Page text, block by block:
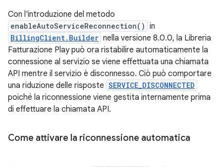
Con l'introduzione del metodo
enableAutoServiceReconnection() in
BillingClient.Builder nella versione 8.0.0, la Libreria
Fatturazione Play può ora ristabilire automaticamente la
connessione al servizio se viene effettuata una chiamata
API mentre il servizio è disconnesso. Ciò può comportare
una riduzione delle risposte SERVICE_DISCONNECTED
poiché la riconnessione viene gestita internamente prima
di effettuare la chiamata API.
Come attivare la riconnessione automatica